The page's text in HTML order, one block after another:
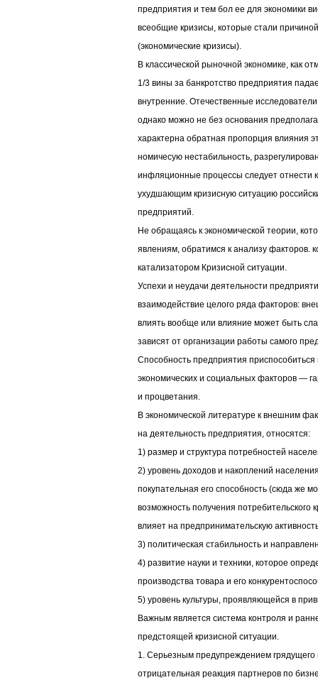
предприятия и тем бол ее для экономики
всеобщие кризисы, которые стали
(экономические кризисы).
В классической рыночной экономике, как
1/3 вины за банкротство предприятия
внутренние. Отечественные
однако можно не без основания
характерна обратная пропорция влияния
номичесую нестабильность,
инфляционные процессы следует отнести
ухудшающим кризисную ситуацию
предприятий.
Не обращаясь к экономической теории,
явлениям, обратимся к анализу факторов.
катализатором Кризисной ситуации.
Успехи и неудачи деятельности
взаимодействие целого ряда факторов:
влиять вообще или влияние может быть
зависят от организации работы самого
Способность предприятия приспособиться
экономических и социальных факторов —
и процветания.
В экономической литературе к внешним
на деятельность предприятия, относятся:
1) размер и структура потребностей
2) уровень доходов и накоплений
покупательная его способность (сюда же
возможность получения
влияет на предпринимательскую
3) политическая стабильность и
4) развитие науки и техники, которое
производства товара и его
5) уровень культуры, проявляющейся в
Важным является система контроля и
предстоящей кризисной ситуации.
1. Серьезным предупреждением грядущего
отрицательная реакция партнеров по